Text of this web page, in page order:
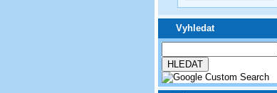
Vyhledat